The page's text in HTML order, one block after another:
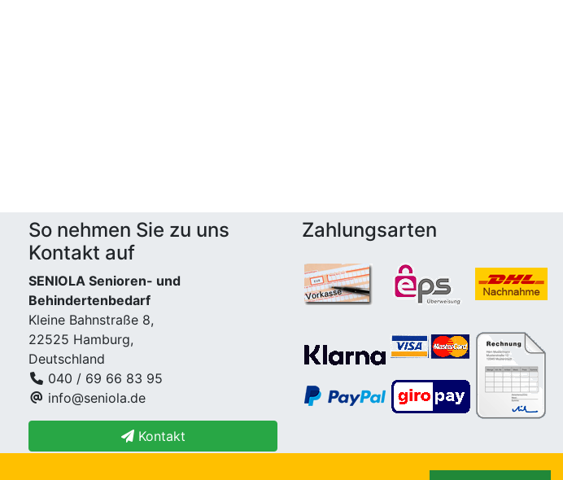
So nehmen Sie zu uns
Kontakt auf
SENIOLA Senioren- und
Behindertenbedarf
Kleine Bahnstraße 8,
22525 Hamburg,
Deutschland
040 / 69 66 83 95
info@seniola.de
Kontakt
Zahlungsarten